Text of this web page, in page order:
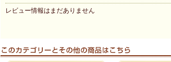
レビュー情報はまだありません